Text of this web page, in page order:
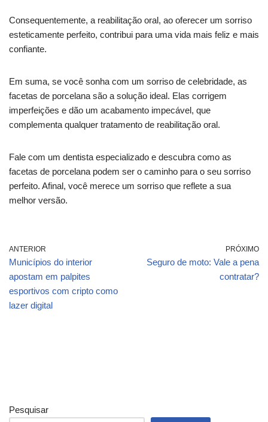
Consequentemente, a reabilitação oral, ao oferecer um sorriso
esteticamente perfeito, contribui para uma vida mais feliz e mais
confiante.
Em suma, se você sonha com um sorriso de celebridade, as
facetas de porcelana são a solução ideal. Elas corrigem
imperfeições e dão um acabamento impecável, que
complementa qualquer tratamento de reabilitação oral.
Fale com um dentista especializado e descubra como as
facetas de porcelana podem ser o caminho para o seu sorriso
perfeito. Afinal, você merece um sorriso que reflete a sua
melhor versão.
ANTERIOR
Municípios do interior
apostam em palpites
esportivos com cripto como
lazer digital
PRÓXIMO
Seguro de moto: Vale a pena
contratar?
Pesquisar